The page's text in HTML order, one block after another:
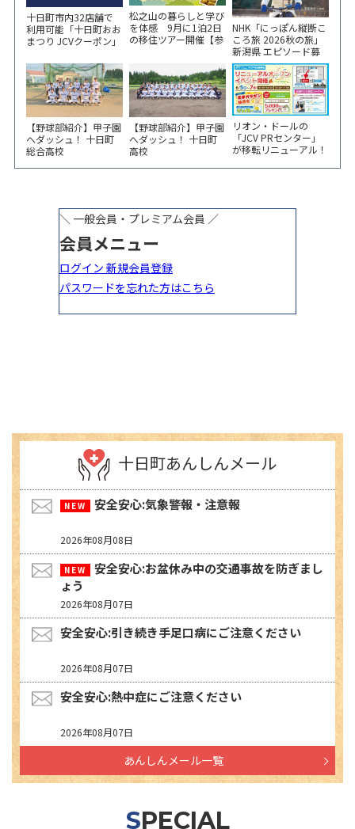
十日町市内32店舗で
利用可能「十日町おお
まつり JCVクーポン」
い！
松之山の暮らしと学び
を体感 9月に1泊2日
の移住ツアー開催【参
NHK「にっぽん縦断こ
ころ旅 2026秋の旅」
新潟県 エピソード募
集中！
【野球部紹介】甲子園
へダッシュ！ 十日町
総合高校
【野球部紹介】甲子園
へダッシュ！ 十日町
高校
リオン・ドールの
「JCV PRセンター」
が移転リニューアル！
ベント開催
十日町あんしんメール
安全安心:気象警報・注意報
2026年08月08日
安全安心:お盆休み中の交通事故を防ぎまし
ょう
2026年08月07日
安全安心:引き続き手足口病にご注意ください
2026年08月07日
安全安心:熱中症にご注意ください
2026年08月07日
あんしんメール一覧
SPECIAL